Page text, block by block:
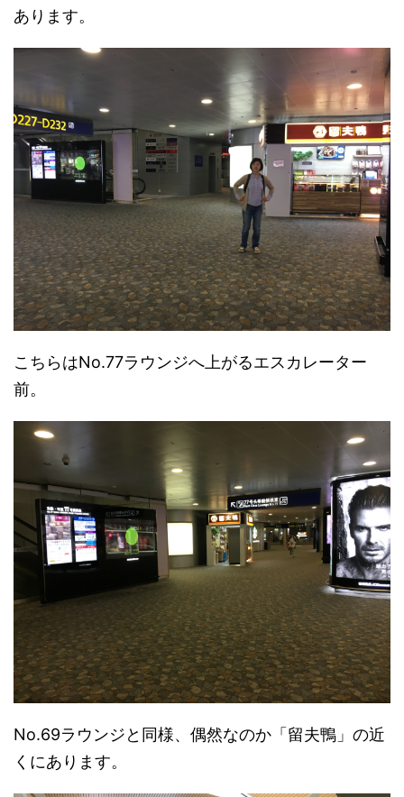
あります。
こちらはNo.77ラウンジへ上がるエスカレーター
前。
No.69ラウンジと同様、偶然なのか「留夫鴨」の近
くにあります。